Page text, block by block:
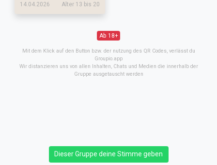
14.04.2026 Alter 13 bis 20
Ab 18+
Mit dem Klick auf den Button bzw. der nutzung des QR Codes, verlässt du
Groupio.app
Wir distanzieren uns von allen Inhalten, Chats und Medien die innerhalb der
Gruppe ausgetauscht werden
Dieser Gruppe deine Stimme geben